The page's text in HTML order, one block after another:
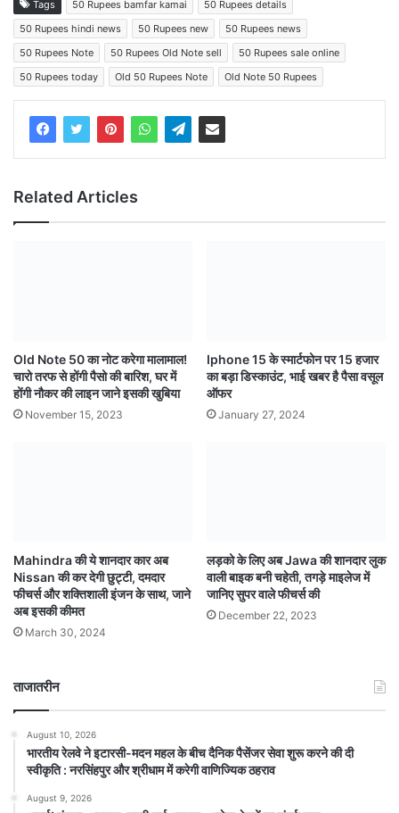
Tags 50 Rupees bamfar kamai
50 Rupees details
50 Rupees hindi news
50 Rupees new
50 Rupees news
50 Rupees Note
50 Rupees Old Note sell
50 Rupees sale online
50 Rupees today
Old 50 Rupees Note Old Note 50 Rupees
Related Articles
Old Note 50 का नोट करेगा मालामाल!
चारो तरफ से होंगी पैसो की बारिश, घर में
होंगी नौकर की लाइन जाने इसकी खुबिया
November 15, 2023
Iphone 15 के स्मार्टफोन पर 15 हजार
का बड़ा डिस्काउंट, भाई खबर है पैसा वसूल
ऑफर
January 27, 2024
Mahindra की ये शानदार कार अब
Nissan की कर देगी छुट्टी, दमदार
फीचर्स और शक्तिशाली इंजन के साथ, जाने
अब इसकी कीमत
March 30, 2024
लड़को के लिए अब Jawa की शानदार लुक
वाली बाइक बनी चहेती, तगड़े माइलेज में
जानिए सुपर वाले फीचर्स की
December 22, 2023
ताजातरीन
August 10, 2026
भारतीय रेलवे ने इटारसी-मदन महल के बीच दैनिक पैसेंजर सेवा शुरू करने की दी
स्वीकृति : नरसिंहपुर और श्रीधाम में करेगी वाणिज्यिक ठहराव
August 9, 2026